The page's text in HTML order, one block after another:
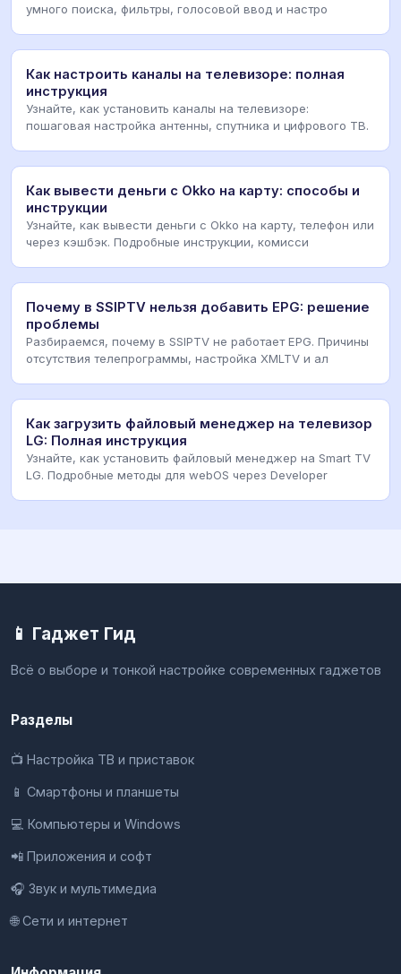
умного поиска, фильтры, голосовой ввод и настро
Как настроить каналы на телевизоре: полная
инструкция
Узнайте, как установить каналы на телевизоре:
пошаговая настройка антенны, спутника и цифрового ТВ.
Как вывести деньги с Okko на карту: способы и
инструкции
Узнайте, как вывести деньги с Okko на карту, телефон или
через кэшбэк. Подробные инструкции, комисси
Почему в SSIPTV нельзя добавить EPG: решение
проблемы
Разбираемся, почему в SSIPTV не работает EPG. Причины
отсутствия телепрограммы, настройка XMLTV и ал
Как загрузить файловый менеджер на телевизор
LG: Полная инструкция
Узнайте, как установить файловый менеджер на Smart TV
LG. Подробные методы для webOS через Developer
📱 Гаджет Гид
Всё о выборе и тонкой настройке современных гаджетов
Разделы
📺 Настройка ТВ и приставок
📱 Смартфоны и планшеты
💻 Компьютеры и Windows
📲 Приложения и софт
🎧 Звук и мультимедиа
🌐 Сети и интернет